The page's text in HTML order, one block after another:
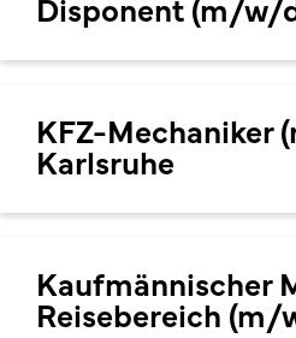
KFZ-Mechaniker
Karlsruhe
Kaufmännischer
Reisebereich (m/